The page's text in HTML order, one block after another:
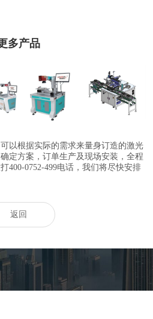
多产品
平
/除
振镜+自动移动
焊接工作台
激光焊接机
以根据实际的需求来量身订造的激光
定方案，订单生产及现场安装，全程
400-0752-499电话，我们将尽快安排
返回